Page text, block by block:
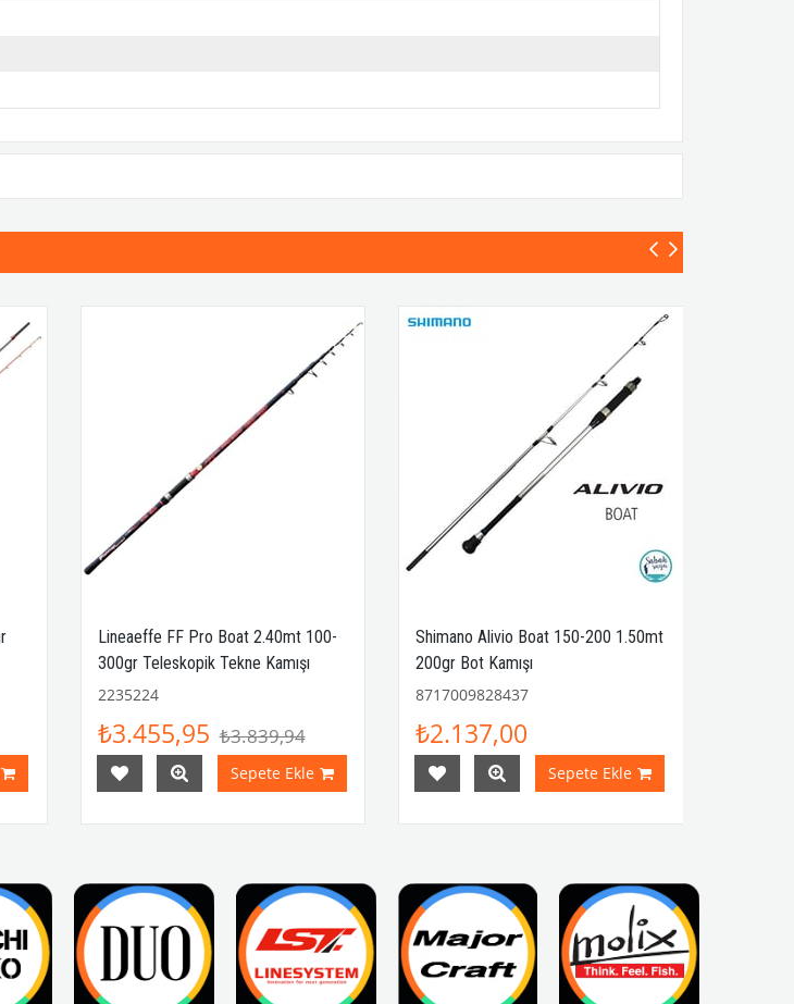
Lineaeffe FF Pro Boat 2.40mt 100-
300gr Teleskopik Tekne Kamışı
2235224
₺3.455,95 ₺3.839,94
Sepete Ekle
Shimano Alivio Boat 150-200 1.50mt
200gr Bot Kamışı
8717009828437
₺2.137,00
Sepete Ekle